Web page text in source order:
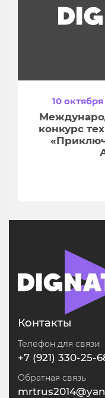
10
конкурс
Контакты
Телефон для связи
+7 (921) 330-25-
Обратная связь